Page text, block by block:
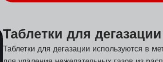
Таблетки для дегазации
Таблетки для дегазации используются в